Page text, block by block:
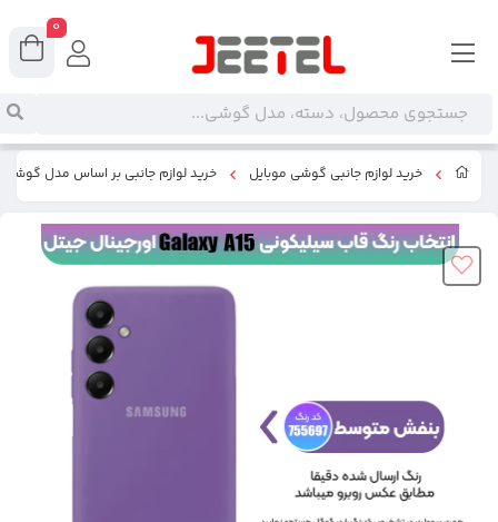
خرید لوازم جانبی گوشی موبایل خرید لوازم جانبی بر اساس مدل گوشی
0